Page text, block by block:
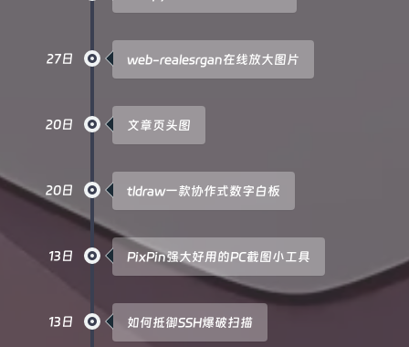
27日 web-realesrgan在线放大图片
20日 文章页头图
20日 tldraw一款协作式数字白板
13日 PixPin强大好用的PC截图小工具
13日 如何抵御SSH爆破扫描